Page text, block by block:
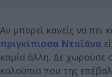
Αν μπορεί κανείς να πει
πριγκίπισσα Νταϊάνα
καμία άλλη. Δε χωρούσε
καλούπια που της